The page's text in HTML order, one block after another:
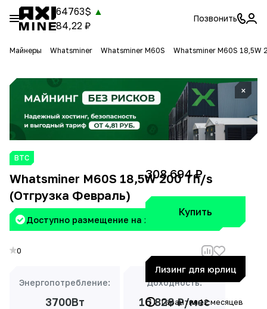
64763$ ▲
84,22 ₽
Позвонить
Майнеры Whatsminer Whatsminer M60S Whatsminer M60S 18,5W
×
BTC
Whatsminer M60S 18,5W 200 Th/s
(Отгрузка Февраль)
Доступно размещение на хостинге Aximine
0
Энергопотребление:
3700Вт
Доходность:
16 828 ₽/мес
308 694 ₽
Купить
Лизинг для юрлиц
Гарантия 12 месяцев